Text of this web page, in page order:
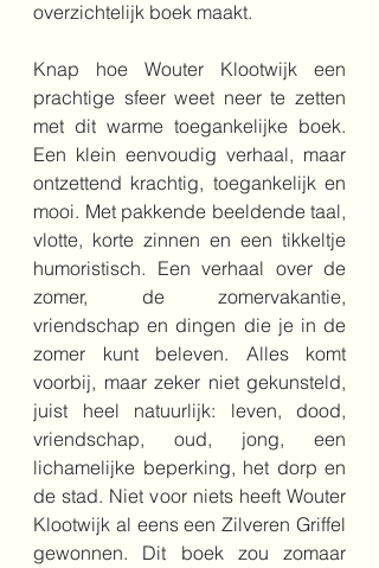
overzichtelijk boek maakt.
Knap hoe Wouter Klootwijk een
prachtige sfeer weet neer te zetten
met dit warme toegankelijke boek.
Een klein eenvoudig verhaal, maar
ontzettend krachtig, toegankelijk en
mooi. Met pakkende beeldende taal,
vlotte, korte zinnen en een tikkeltje
humoristisch. Een verhaal over de
zomer, de zomervakantie,
vriendschap en dingen die je in de
zomer kunt beleven. Alles komt
voorbij, maar zeker niet gekunsteld,
juist heel natuurlijk: leven, dood,
vriendschap, oud, jong, een
lichamelijke beperking, het dorp en
de stad. Niet voor niets heeft Wouter
Klootwijk al eens een Zilveren Griffel
gewonnen. Dit boek zou zomaar